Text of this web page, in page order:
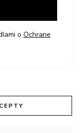
o Ochrane